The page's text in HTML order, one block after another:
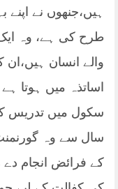
ہیں،جنھوں نے اپنے
طرح کی ہے، وہ
والے انسان ہیں،ان
سال سے وہ
کے فرائض انجام دے